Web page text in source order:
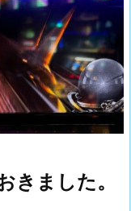
きました。